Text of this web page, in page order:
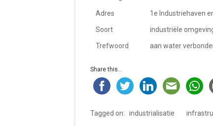
Adres 1e Industriehaven
Soort industriële
Trefwoord aan water
Share this...
Tagged on: industrialisatie